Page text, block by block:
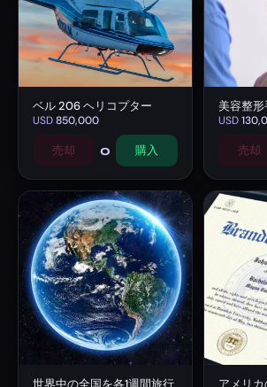
ベル 206 ヘリコプター
USD850,000
売却 0 購入
美容整形
USD
売却
世界中の全国を各1週間旅行 アメリ